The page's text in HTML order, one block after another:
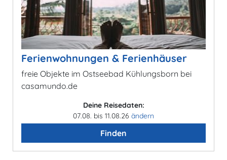
Ferienwohnungen & Ferienhäuser
freie Objekte im Ostseebad Kühlungsborn bei
casamundo.de
Deine Reisedaten:
07.08. bis 11.08.26 ändern
Finden